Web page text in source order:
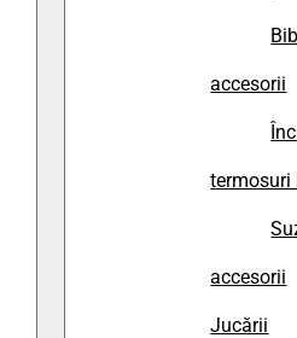
accesorii
termosuri
accesorii
Jucării